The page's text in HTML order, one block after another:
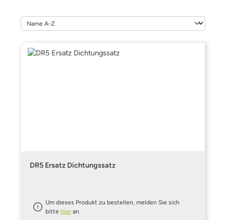
DR5 Ersatz Dichtungssatz
Um dieses Produkt zu bestellen, melden Sie sich
bittehier an.